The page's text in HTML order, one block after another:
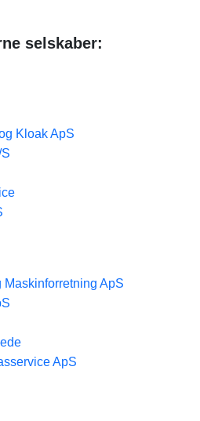
selskaber:
Kloak ApS
Maskinforretning ApS
ApS